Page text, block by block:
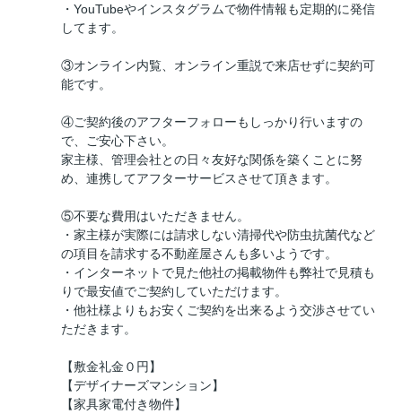
・YouTubeやインスタグラムで物件情報も定期的に発信
してます。
③オンライン内覧、オンライン重説で来店せずに契約可
能です。
④ご契約後のアフターフォローもしっかり行いますの
で、ご安心下さい。
家主様、管理会社との日々友好な関係を築くことに努
め、連携してアフターサービスさせて頂きます。
⑤不要な費用はいただきません。
・家主様が実際には請求しない清掃代や防虫抗菌代など
の項目を請求する不動産屋さんも多いようです。
・インターネットで見た他社の掲載物件も弊社で見積も
りで最安値でご契約していただけます。
・他社様よりもお安くご契約を出来るよう交渉させてい
ただきます。
【敷金礼金０円】
【デザイナーズマンション】
【家具家電付き物件】